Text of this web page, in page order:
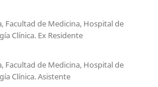
Facultad de Medicina, Hospital de
Clínica. Ex Residente
Facultad de Medicina, Hospital de
Clínica. Asistente